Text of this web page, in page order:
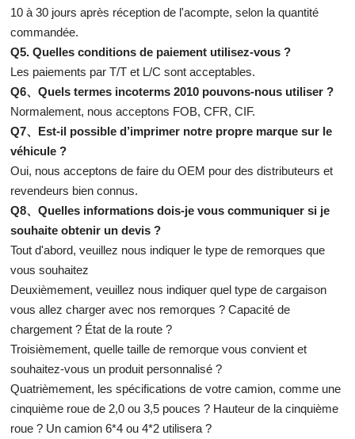
10 à 30 jours après réception de l'acompte, selon la quantité
commandée.
Q5. Quelles conditions de paiement utilisez-vous ?
Les paiements par T/T et L/C sont acceptables.
Q6、Quels termes incoterms 2010 pouvons-nous utiliser ?
Normalement, nous acceptons FOB, CFR, CIF.
Q7、Est-il possible d’imprimer notre propre marque sur le
véhicule ?
Oui, nous acceptons de faire du OEM pour des distributeurs et
revendeurs bien connus.
Q8、Quelles informations dois-je vous communiquer si je
souhaite obtenir un devis ?
Tout d'abord, veuillez nous indiquer le type de remorques que
vous souhaitez
Deuxièmement, veuillez nous indiquer quel type de cargaison
vous allez charger avec nos remorques ? Capacité de
chargement ? État de la route ?
Troisièmement, quelle taille de remorque vous convient et
souhaitez-vous un produit personnalisé ?
Quatrièmement, les spécifications de votre camion, comme une
cinquième roue de 2,0 ou 3,5 pouces ? Hauteur de la cinquième
roue ? Un camion 6*4 ou 4*2 utilisera ?